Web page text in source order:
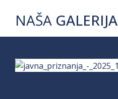
NAŠA GALERIJA